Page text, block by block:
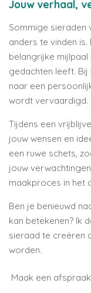
Jouw verhaal,
Sommige sieraden
anders te vinden is.
belangrijke
gedachten leeft.
naar een
wordt vervaardigd.
Tijdens een
jouw wensen en
een ruwe schets,
jouw
maakproces in het
Ben je benieuwd
kan betekenen? Ik
sieraad te creëren
worden.
Maak een